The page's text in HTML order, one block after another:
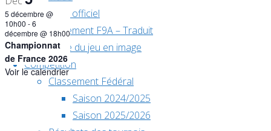
Règlement officiel
Règlement F9A – Traduit
Règle du jeu en image
Compétition
Classement Fédéral
Saison 2024/2025
Saison 2025/2026
5 décembre @
10h00 -6
décembre @ 18h00
Championnat
de France 2026
Voir le calendrier